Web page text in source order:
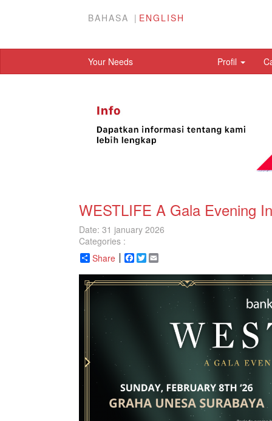
BAHASA ENGLISH
Your Needs Profil
WESTLIFE A Gala Evening
Date: 31 january 2026
Categories :
Share
Facebook
Twitter